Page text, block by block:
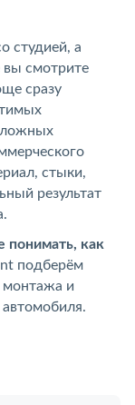
студией, а
вы смотрите
сразу
стыки,
результат
понимать, как
подберём
монтажа и